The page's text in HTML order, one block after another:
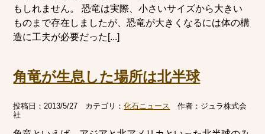
もしれません。 恐竜は実際、小さいサイズから大きい
ものまで存在しましたが、恐竜が大きくなるには体の構
造に工夫が必要だった[...]
角竜が生息した場所は北半球
投稿日：2013/5/27 カテゴリ：化石ニュース 作者： ジュラ株式会
社